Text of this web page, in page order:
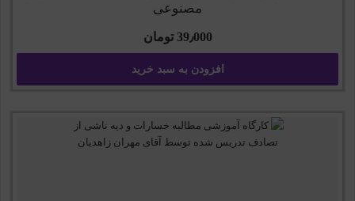
مصنوعی
39٫000 تومان
افزودن به سبد خرید